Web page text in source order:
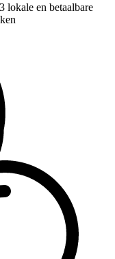
lokale en betaalbare